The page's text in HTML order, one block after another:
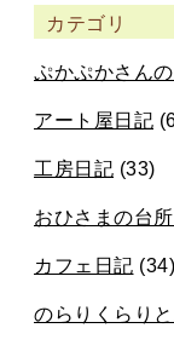
カテゴリ
ぷかぷかさん
アート屋日記
工房日記 (33)
おひさまの台
カフェ日記 (34)
のらりくらり